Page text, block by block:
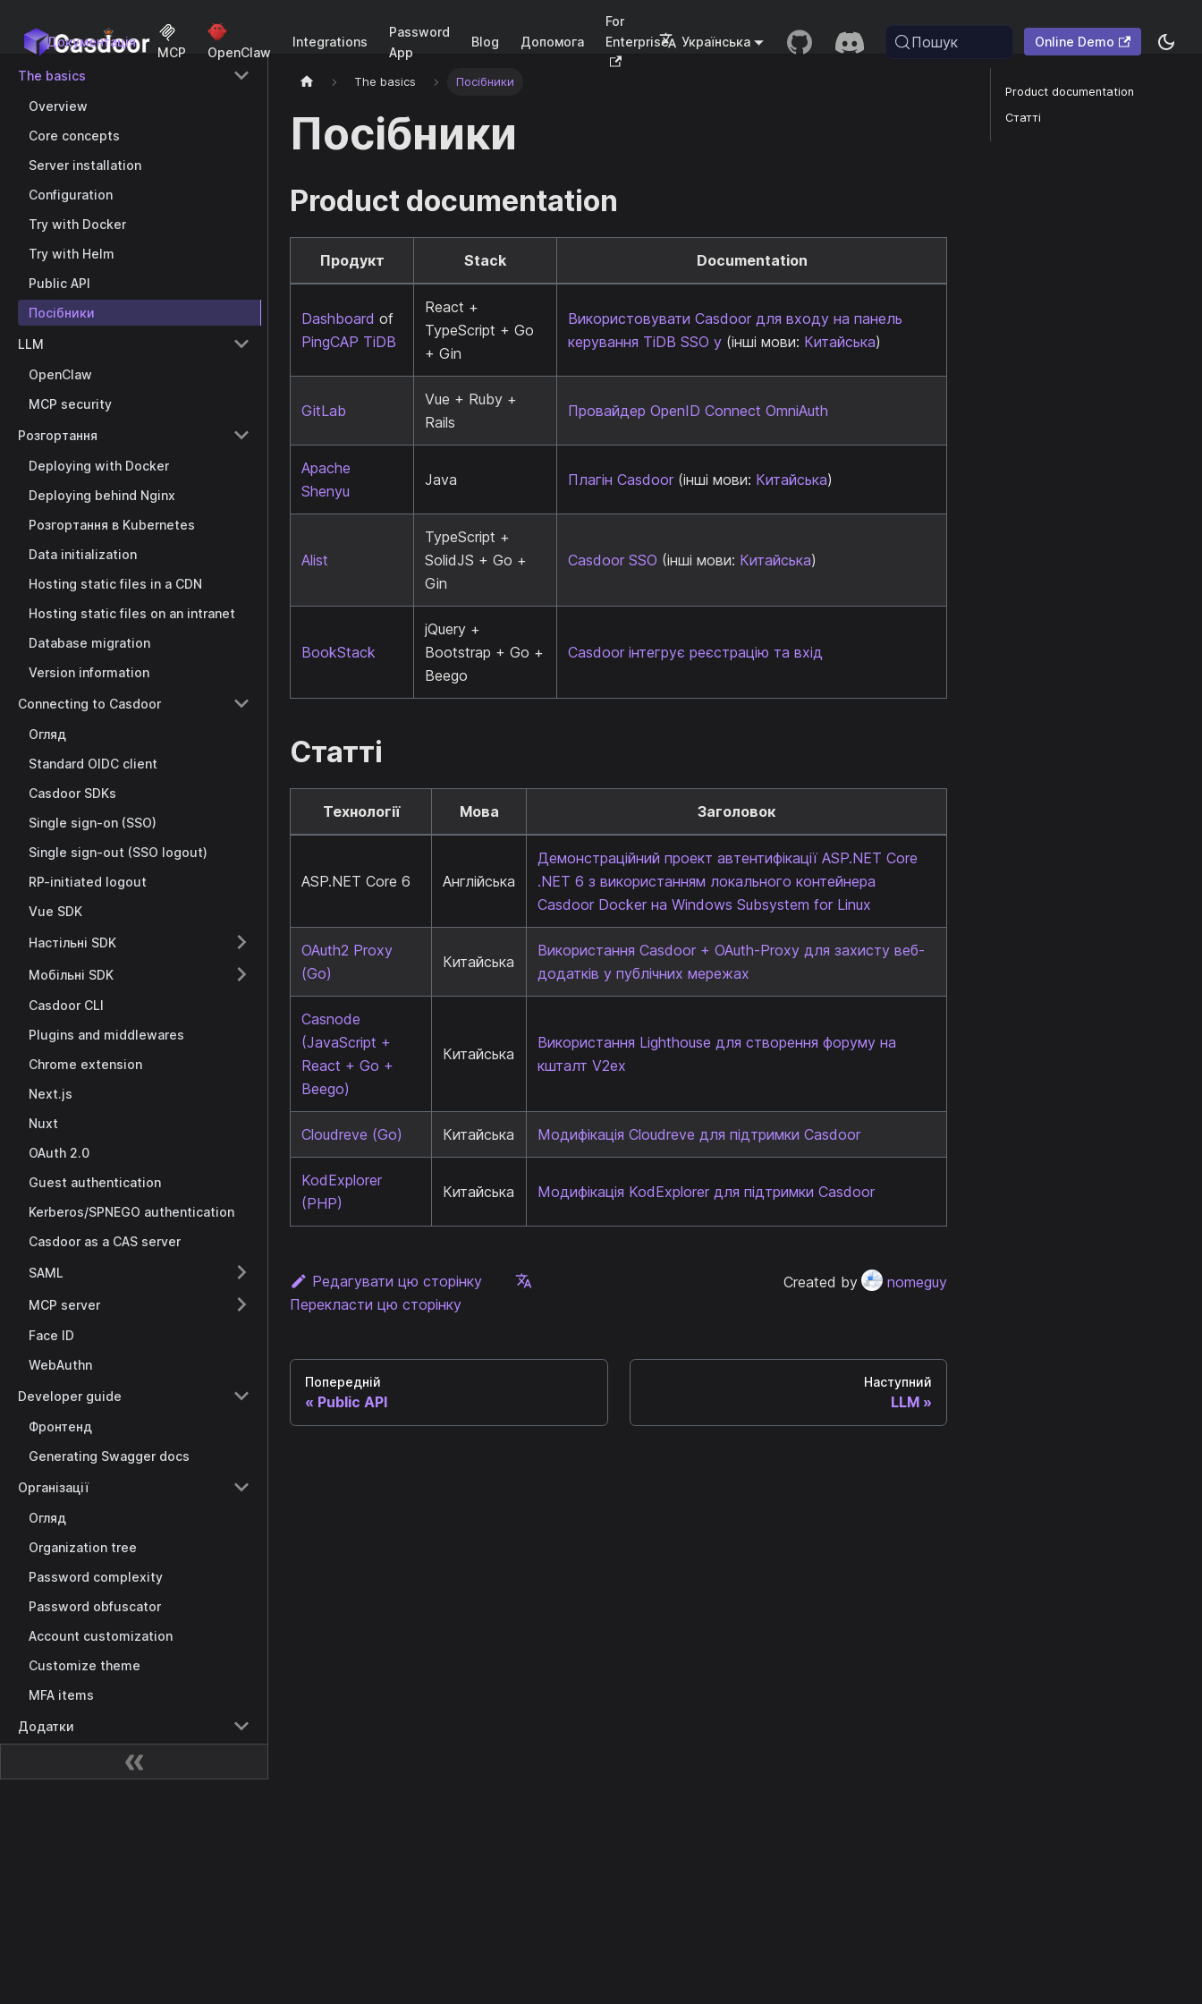
Документація
MCP OpenClaw
Integrations
Password
App
Blog Допомога
For
Enterprise
Українська Пошук Online Demo
The basics
Overview
Core concepts
Server installation
Configuration
Try with Docker
Try with Helm
Public API
Посібники
LLM
OpenClaw
MCP security
Розгортання
Deploying with Docker
Deploying behind Nginx
Розгортання в Kubernetes
Data initialization
Hosting static files in a CDN
Hosting static files on an intranet
Database migration
Version information
Connecting to Casdoor
Огляд
Standard OIDC client
Casdoor SDKs
Single sign-on (SSO)
Single sign-out (SSO logout)
RP-initiated logout
Vue SDK
Настільні SDK
Мобільні SDK
Casdoor CLI
Plugins and middlewares
Chrome extension
Next.js
Nuxt
OAuth 2.0
Guest authentication
Kerberos/SPNEGO authentication
Casdoor as a CAS server
SAML
MCP server
Face ID
WebAuthn
Developer guide
Фронтенд
Generating Swagger docs
Організації
Огляд
Organization tree
Password complexity
Password obfuscator
Account customization
Customize theme
MFA items
Додатки
The basics Посібники
Посібники
Product documentation
Продукт Stack Documentation
Dashboard of
PingCAP TiDB
React +
TypeScript + Go
+ Gin
Використовувати Casdoor для входу на панель
керування TiDB SSO у (інші мови: Китайська)
GitLab
Vue + Ruby +
Rails
Провайдер OpenID Connect OmniAuth
Apache
Shenyu
Java Плагін Casdoor (інші мови: Китайська)
Alist
TypeScript +
SolidJS + Go +
Gin
Casdoor SSO (інші мови: Китайська)
BookStack
jQuery +
Bootstrap + Go +
Beego
Casdoor інтегрує реєстрацію та вхід
Статті
Технології Мова Заголовок
ASP.NET Core 6 Англійська
Демонстраційний проект автентифікації ASP.NET Core
.NET 6 з використанням локального контейнера
Casdoor Docker на Windows Subsystem for Linux
OAuth2 Proxy
(Go)
Китайська
Використання Casdoor + OAuth-Proxy для захисту веб-
додатків у публічних мережах
Casnode
(JavaScript +
React + Go +
Beego)
Китайська
Використання Lighthouse для створення форуму на
кшталт V2ex
Cloudreve (Go) Китайська Модифікація Cloudreve для підтримки Casdoor
KodExplorer
(PHP)
Китайська Модифікація KodExplorer для підтримки Casdoor
Редагувати цю сторінку
Перекласти цю сторінку
Created by nomeguy
Попередній
Public API
Наступний
LLM
Product documentation
Статті